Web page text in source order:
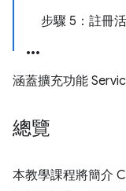
步驟 5：註冊
涵蓋擴充功能
總覽
本教學課程將簡介